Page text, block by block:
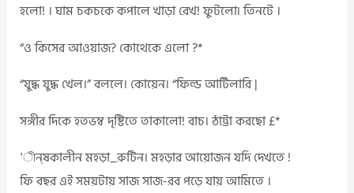
হলো! । ঘাম চকচকে কপালে খাড়া রেখ! ফুটলো৷ তিনটে ।
“ও কিসের আওয়াজ? কোথেকে এলো ?*
“যুদ্ধ যুদ্ধ খেল।” বললে। কোয়েন। “ফিল্ড আর্টিলারি |
সঙ্গীর দিকে হতভম্ব দৃষ্টিতে তাকালো! বাচ। ঠাট্টা করছো £*
‘ীন্ষকালীন মহড়া_রুটিন। মহড়ার আয়োজন যদি দেখতে !
ফি বছর এই সময়টায় সাজ সাজ-রব পড়ে যায় আমিতে ।